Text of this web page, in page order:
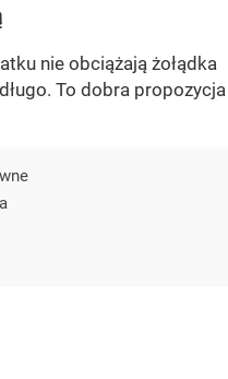
nie obciążają żołądka
To dobra propozycja